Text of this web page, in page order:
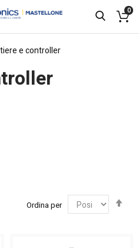
0
e controller
Ordina per